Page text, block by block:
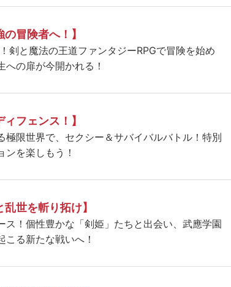
の冒険者へ！】
剣と魔法の王道ファンタジーRPGで冒険を始め
への扉が今開かれる！
ィフェンス！】
極限世界で、セクシー＆サバイバルバトル！特別
ンを楽しもう！
乱世を斬り拓け】
ス！個性豊かな「剣姫」たちと出会い、武應学園
こる新たな戦いへ！